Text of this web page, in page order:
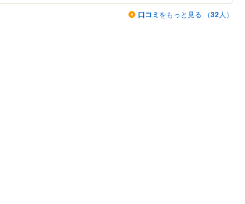
口コミ をもっと見る （32人）